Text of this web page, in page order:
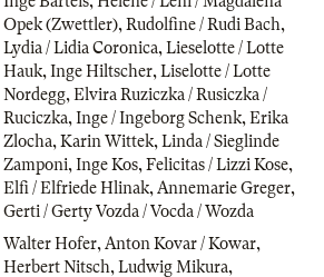
Opek (Zwettler), Rudolfine / Rudi Bach,
Lydia / Lidia Coronica, Lieselotte / Lotte
Hauk, Inge Hiltscher, Liselotte / Lotte
Nordegg, Elvira Ruziczka / Rusiczka /
Ruciczka, Inge / Ingeborg Schenk, Erika
Zlocha, Karin Wittek, Linda / Sieglinde
Zamponi, Inge Kos, Felicitas / Lizzi Kose,
Elfi / Elfriede Hlinak, Annemarie Greger,
Gerti / Gerty Vozda / Vocda / Wozda
Walter Hofer, Anton Kovar / Kowar,
Herbert Nitsch, Ludwig Mikura,